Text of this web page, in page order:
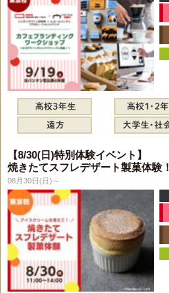
【8/30(日)特別体験イベント】
焼きたてスフレデザート製菓体験！
08月30日(日)～